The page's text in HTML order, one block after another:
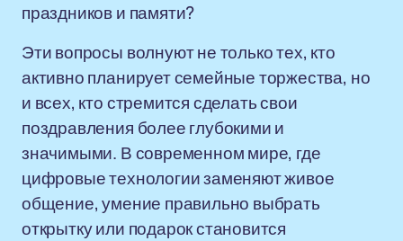
праздников и памяти?
Эти вопросы волнуют не только тех, кто
активно планирует семейные торжества, но
и всех, кто стремится сделать свои
поздравления более глубокими и
значимыми. В современном мире, где
цифровые технологии заменяют живое
общение, умение правильно выбрать
открытку или подарок становится